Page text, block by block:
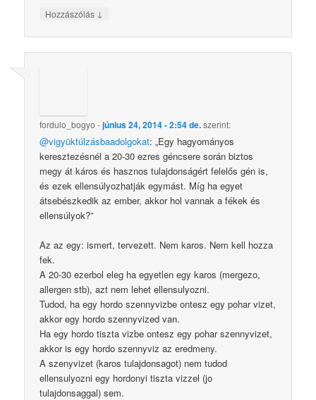
Hozzászólás ↓
fordulo_bogyo -június 24, 2014 - 2:54 de.szerint:
@vigyüktúlzásbaadolgokat: „Egy hagyományos
keresztezésnél a 20-30 ezres géncsere során biztos
megy át káros és hasznos tulajdonságért felelős gén is,
és ezek ellensúlyozhatják egymást. Míg ha egyet
átsebészkedik az ember, akkor hol vannak a fékek és
ellensúlyok?”
Az az egy: ismert, tervezett. Nem karos. Nem kell hozza
fek.
A 20-30 ezerbol eleg ha egyetlen egy karos (mergezo,
allergen stb), azt nem lehet ellensulyozni.
Tudod, ha egy hordo szennyvizbe ontesz egy pohar vizet,
akkor egy hordo szennyvized van.
Ha egy hordo tiszta vizbe ontesz egy pohar szennyvizet,
akkor is egy hordo szennyviz az eredmeny.
A szenyvizet (karos tulajdonsagot) nem tudod
ellensulyozni egy hordonyi tiszta vizzel (jo
tulajdonsaggal) sem.